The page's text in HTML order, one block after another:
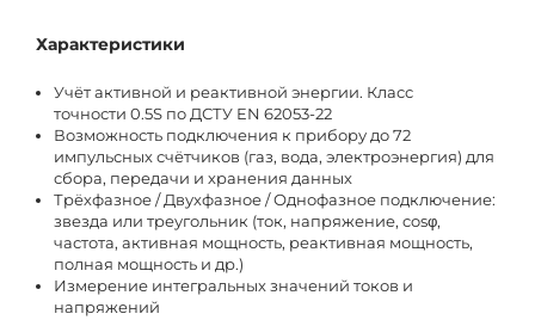
Характеристики
Учёт активной и реактивной энергии. Класс
точности 0.5S по ДСТУ EN 62053-22
Возможность подключения к прибору до 72
импульсных счётчиков (газ, вода, электроэнергия) для
сбора, передачи и хранения данных
Трёхфазное / Двухфазное / Однофазное подключение:
звезда или треугольник (ток, напряжение, cosφ,
частота, активная мощность, реактивная мощность,
полная мощность и др.)
Измерение интегральных значений токов и
напряжений